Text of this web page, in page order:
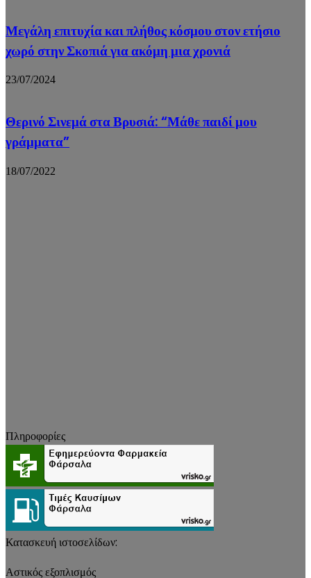
Μεγάλη επιτυχία και πλήθος κόσμου στον ετήσιο
χωρό στην Σκοπιά για ακόμη μια χρονιά
23/07/2024
Θερινό Σινεμά στα Βρυσιά: “Μάθε παιδί μου
γράμματα”
18/07/2022
Πληροφορίες
Κατασκευή ιστοσελίδων:
Αστικός εξοπλισμός